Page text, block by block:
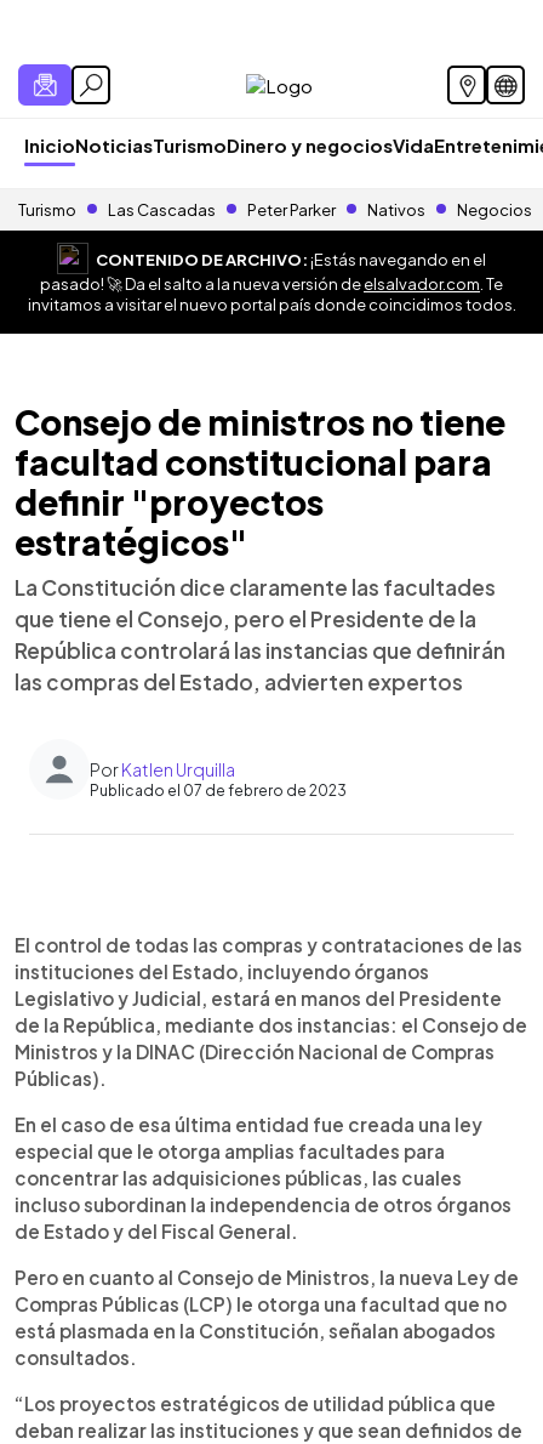
InicioNoticiasTurismoDinero y negociosVida
Turismo Las Cascadas Peter Parker Nativos Negocios
CONTENIDO DE ARCHIVO:¡Estás navegando en el
pasado! 🚀 Da el salto a la nueva versión deelsalvador.com . Te
invitamos a visitar el nuevo portal país donde coincidimos todos.
Consejo de ministros no tiene
facultad constitucional para
definir "proyectos
estratégicos"
La Constitución dice claramente las facultades
que tiene el Consejo, pero el Presidente de la
República controlará las instancias que definirán
las compras del Estado, advierten expertos
PorKatlen Urquilla
Publicado el 07 de febrero de 2023
► Escuchar artículo
El control de todas las compras y contrataciones de las
instituciones del Estado, incluyendo órganos
Legislativo y Judicial, estará en manos del Presidente
de la República, mediante dos instancias: el Consejo de
Ministros y la DINAC (Dirección Nacional de Compras
Públicas).
En el caso de esa última entidad fue creada una ley
especial que le otorga amplias facultades para
concentrar las adquisiciones públicas, las cuales
incluso subordinan la independencia de otros órganos
de Estado y del Fiscal General.
Pero en cuanto al Consejo de Ministros, la nueva Ley de
Compras Públicas (LCP) le otorga una facultad que no
está plasmada en la Constitución, señalan abogados
consultados.
“Los proyectos estratégicos de utilidad pública que
deban realizar las instituciones y que sean definidos de